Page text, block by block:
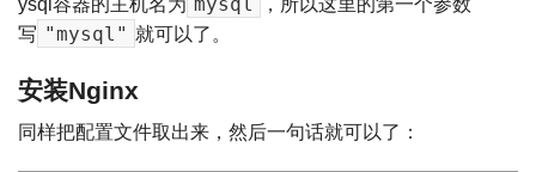
写 "mysql" 就可以了。
安装Nginx
同样把配置文件取出来，然后一句话就可以了：